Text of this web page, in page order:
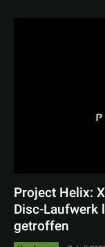
Project Helix:
Disc-
getroffen